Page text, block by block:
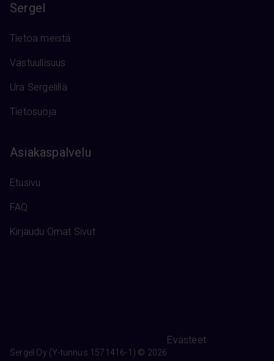
Sergel
Tietoa meistä
Vastuullisuus
Ura Sergelillä
Tietosuoja
Asiakaspalvelu
Etusivu
FAQ
Kirjaudu Omat Sivut
Sergel Oy (Y-tunnus 1571416-1) © 2026
Evästeet